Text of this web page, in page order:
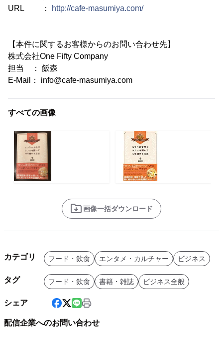
URL ：
http://cafe-masumiya.com/
【本件に関するお客様からのお問い合わせ先】
株式会社One Fifty Company
担当 ： 飯森
E-Mail： info@cafe-masumiya.com
すべての画像
画像一括ダウンロード
カテゴリ フード・飲食 エンタメ・カルチャー ビジネス
タグ フード・飲食 書籍・雑誌 ビジネス全般
シェア
配信企業へのお問い合わせ